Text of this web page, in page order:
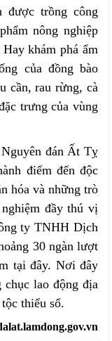
được trồng công
nông nghiệp
khám phá ẩm
của đồng bào
cần, rau rừng, cà
trưng của vùng
đán Ất Tỵ
điểm đến độc
hóa và những trò
đầy thú vị
ty TNHH Dịch
30 ngàn lượt
tại đây. Nơi đây
chục lao động địa
thiểu số.